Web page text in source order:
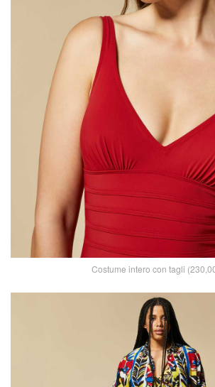
Costume intero con tagli